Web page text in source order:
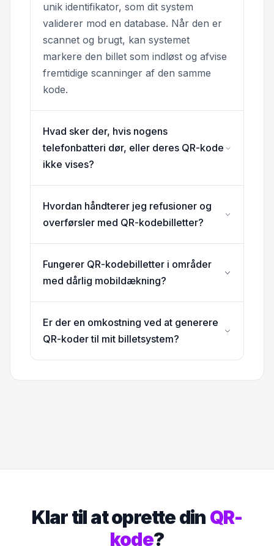
unik identifikator, som dit system
validerer mod en database. Når den er
scannet og brugt, kan systemet
markere den billet som indløst og afvise
fremtidige scanninger af den samme
kode.
Hvad sker der, hvis nogens
telefonbatteri dør, eller deres QR-kode
ikke vises?
Hvordan håndterer jeg refusioner og
overførsler med QR-kodebilletter?
Fungerer QR-kodebilletter i områder
med dårlig mobildækning?
Er der en omkostning ved at generere
QR-koder til mit billetsystem?
Klar til at oprette din QR-
kode?